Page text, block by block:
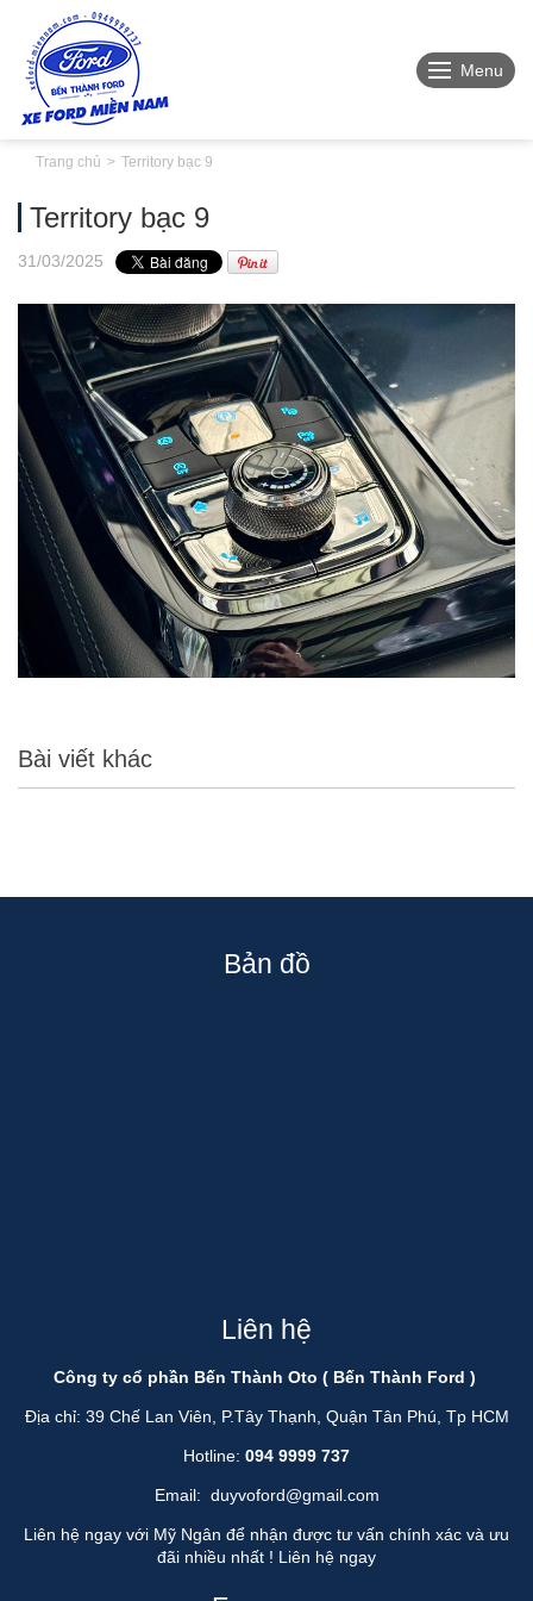
Menu
Trang chủ Territory bạc 9
Territory bạc 9
31/03/2025
Bài viết khác
Bản đồ
Liên hệ
Công ty cổ phần Bến Thành Oto ( Bến Thành Ford )
Địa chỉ: 39 Chế Lan Viên, P.Tây Thạnh, Quận Tân Phú, Tp HCM
Hotline: 094 9999 737
Email: duyvoford@gmail.com
Liên hệ ngay với Mỹ Ngân để nhận được tư vấn chính xác và ưu
đãi nhiều nhất ! Liên hệ ngay